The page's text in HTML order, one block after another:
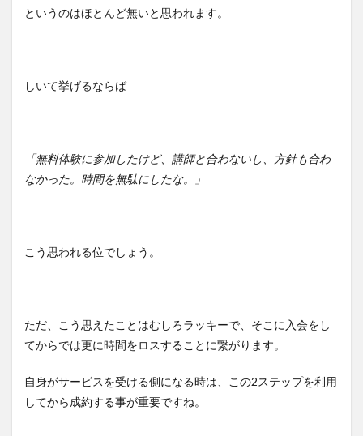
というのはほとんど無いと思われます。
しいて挙げるならば
「無料体験に参加したけど、講師と合わないし、方針も合わ
なかった。時間を無駄にしたな。」
こう思われる位でしょう。
ただ、こう思えたことはむしろラッキーで、そこに入会をし
てからでは更に時間をロスすることに繋がります。
自身がサービスを受ける側になる時は、この2ステップを利用
してから成約する事が重要ですね。